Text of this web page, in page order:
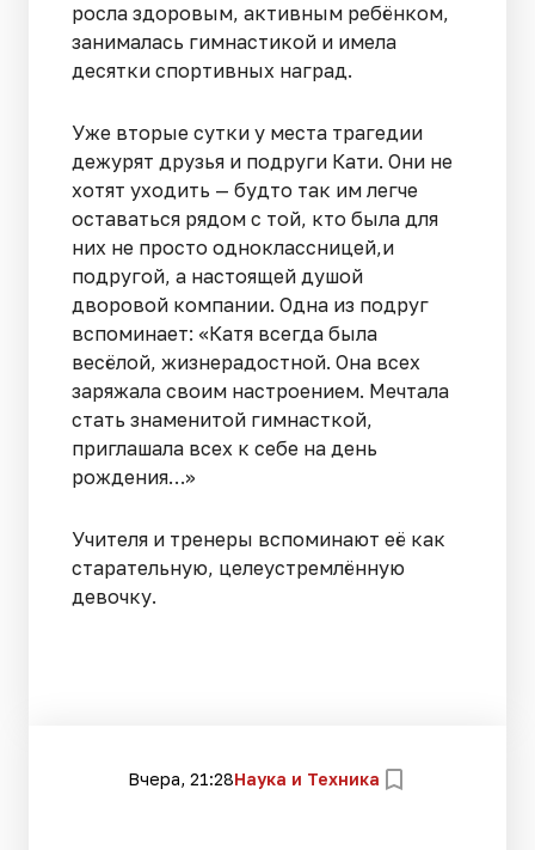
росла здоровым, активным ребёнком,
занималась гимнастикой и имела
десятки спортивных наград.
Уже вторые сутки у места трагедии
дежурят друзья и подруги Кати. Они не
хотят уходить — будто так им легче
оставаться рядом с той, кто была для
них не просто одноклассницей,и
подругой, а настоящей душой
дворовой компании. Одна из подруг
вспоминает: «Катя всегда была
весёлой, жизнерадостной. Она всех
заряжала своим настроением. Мечтала
стать знаменитой гимнасткой,
приглашала всех к себе на день
рождения…»
Учителя и тренеры вспоминают её как
старательную, целеустремлённую
девочку.
Вчера, 21:28Наука и Техника